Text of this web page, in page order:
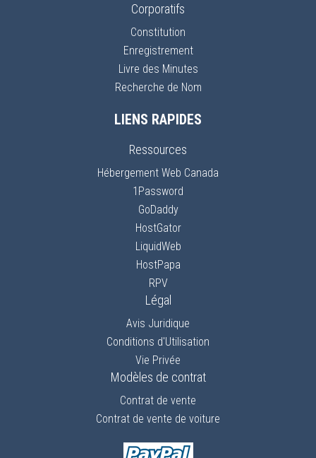
Corporatifs
Constitution
Enregistrement
Livre des Minutes
Recherche de Nom
LIENS RAPIDES
Ressources
Hébergement Web Canada
1Password
GoDaddy
HostGator
LiquidWeb
HostPapa
RPV
Légal
Avis Juridique
Conditions d'Utilisation
Vie Privée
Modèles de contrat
Contrat de vente
Contrat de vente de voiture